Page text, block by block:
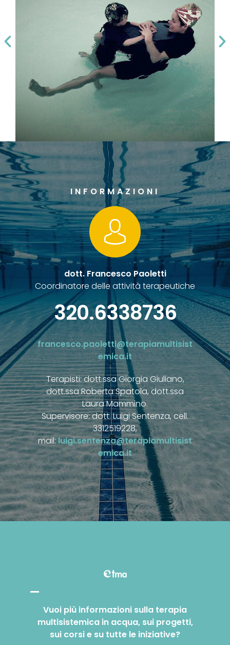
INFORMAZIONI
dott. Francesco Paoletti
Coordinatore delle attività terapeutiche
320.6338736
francesco.paoletti@terapiamultisist
emica.it
Terapisti: dott.ssa Giorgia Giuliano,
dott.ssa Roberta Spatola, dott.ssa
Laura Mammino.
Supervisore: dott. Luigi Sentenza, cell.
3312519228,
mail:luigi.sentenza@terapiamultisist
emica.it
Vuoi più informazioni sulla terapia
multisistemica in acqua, sui progetti,
sui corsi e su tutte le iniziative?